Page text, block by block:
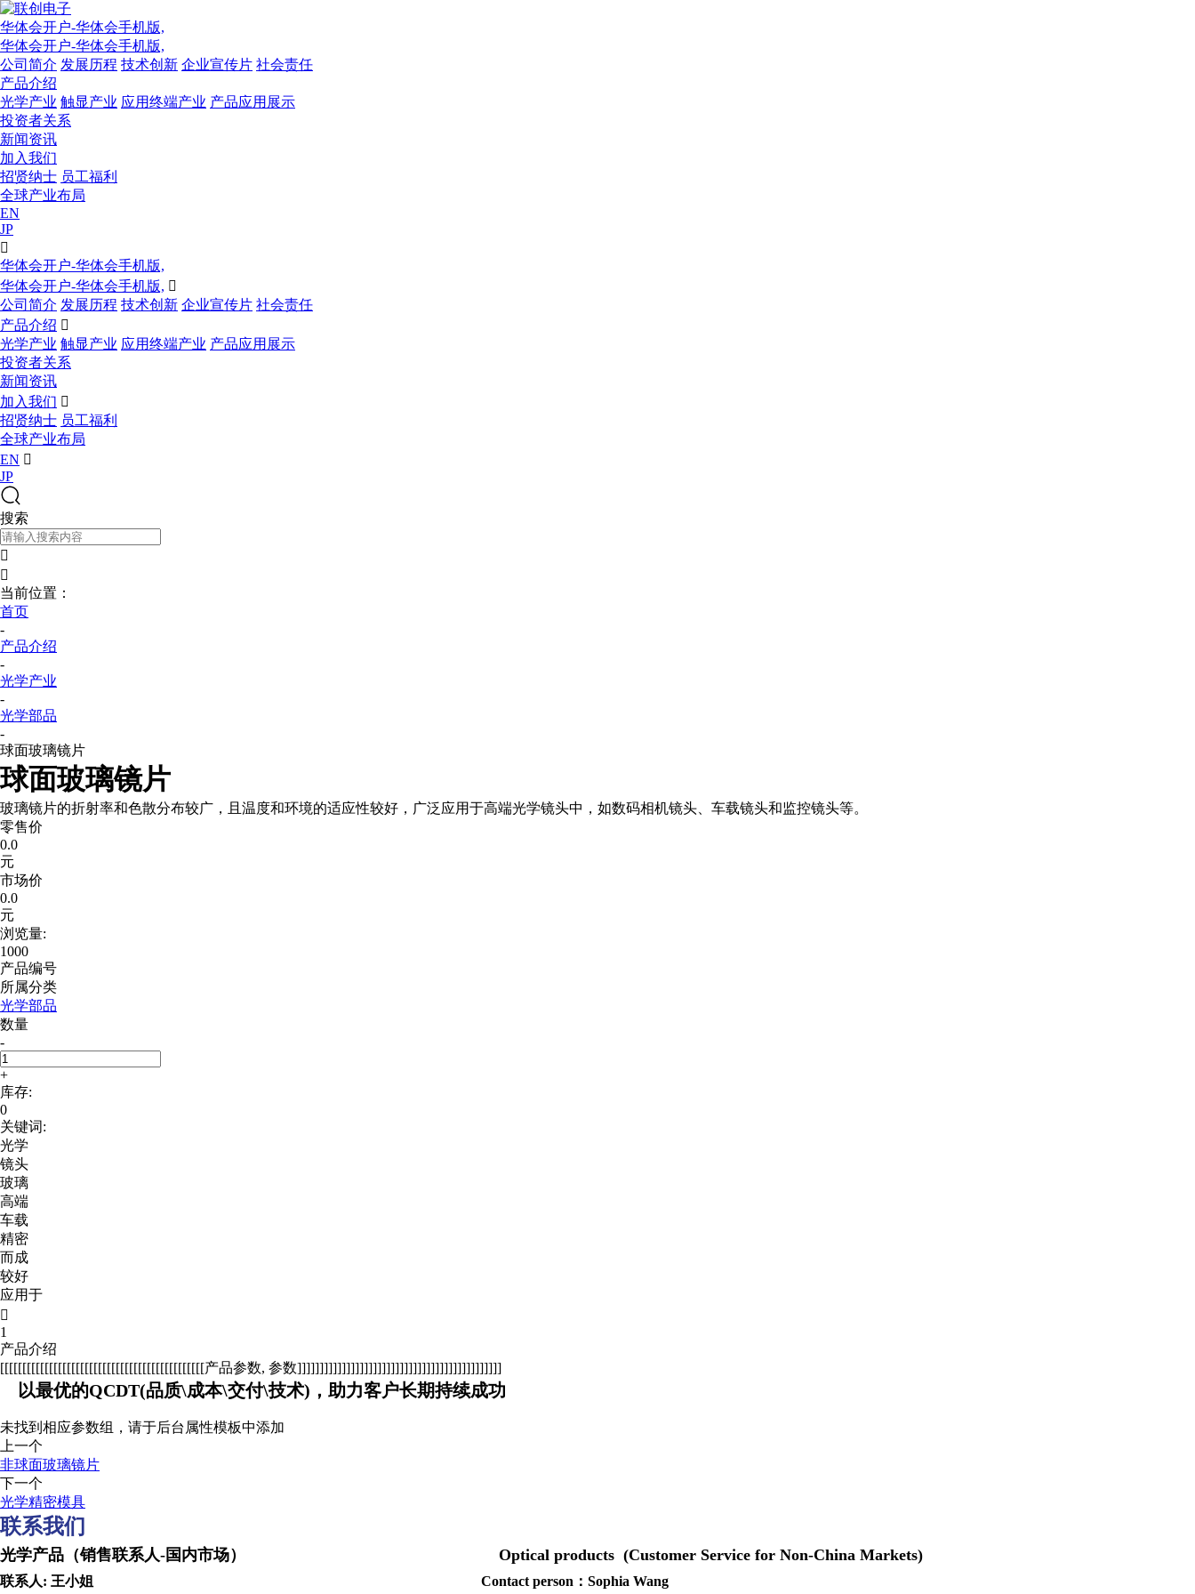
华体会开户-华体会手机版,
华体会开户-华体会手机版,
公司简介 发展历程 技术创新 企业宣传片 社会责任
产品介绍
光学产业 触显产业 应用终端产业 产品应用展示
投资者关系
新闻资讯
加入我们
招贤纳士 员工福利
全球产业布局
EN
JP

华体会开户-华体会手机版,
华体会开户-华体会手机版, 
公司简介 发展历程 技术创新 企业宣传片 社会责任
产品介绍 
光学产业 触显产业 应用终端产业 产品应用展示
投资者关系
新闻资讯
加入我们 
招贤纳士 员工福利
全球产业布局
EN 
JP
搜索


当前位置：
首页
-
产品介绍
-
光学产业
-
光学部品
-
球面玻璃镜片
球面玻璃镜片
玻璃镜片的折射率和色散分布较广，且温度和环境的适应性较好，广泛应用于高端光学镜头中，如数码相机镜头、车载镜头和监控镜头等。
零售价
0.0
元
市场价
0.0
元
浏览量:
1000
产品编号
所属分类
光学部品
数量
-
+
库存:
0
关键词:
光学
镜头
玻璃
高端
车载
精密
而成
较好
应用于

1
产品介绍
[[[[[[[[[[[[[[[[[[[[[[[[[[[[[[[[[[[[[[[[[[[[[[产品参数, 参数]]]]]]]]]]]]]]]]]]]]]]]]]]]]]]]]]]]]]]]]]]]]]]
以最优的QCDT(品质\成本\交付\技术)，助力客户长期持续成功
未找到相应参数组，请于后台属性模板中添加
上一个
非球面玻璃镜片
下一个
光学精密模具
联系我们
光学产品（销售联系人-国内市场） Optical products (Customer Service for Non-China Markets)
联系人: 王小姐 Contact person：Sophia Wang